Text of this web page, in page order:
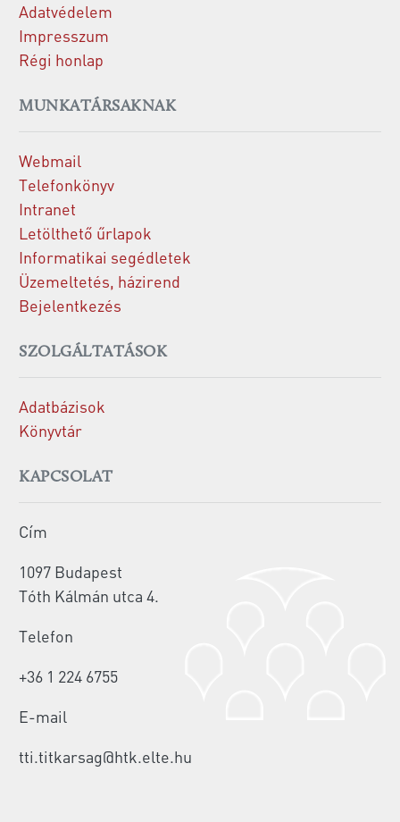
Adatvédelem
Impresszum
Régi honlap
MUNKATÁRSAKNAK
Webmail
Telefonkönyv
Intranet
Letölthető űrlapok
Informatikai segédletek
Üzemeltetés, házirend
Bejelentkezés
SZOLGÁLTATÁSOK
Adatbázisok
Könyvtár
KAPCSOLAT
Cím
1097 Budapest
Tóth Kálmán utca 4.
Telefon
+36 1 224 6755
E-mail
tti.titkarsag@htk.elte.hu